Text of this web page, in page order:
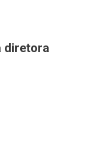
diretora